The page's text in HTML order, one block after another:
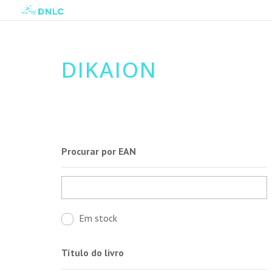
DIKAION
Procurar por EAN
Em stock
Título do livro